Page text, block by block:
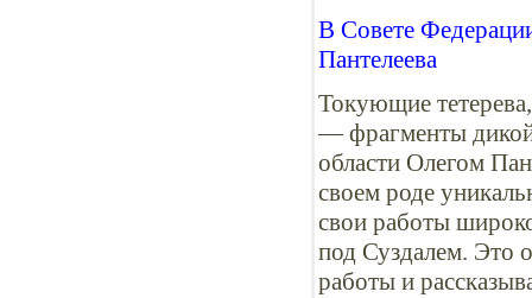
В Совете
Пантелеева
Токующие
— фрагменты дикой
области Олегом
своем роде
свои работы
под Суздалем. Это
работы и